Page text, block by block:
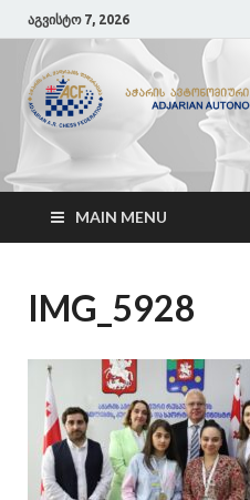
აგვისტო 7, 2026
ACF
აჭარის ჭადრაკის ფედერაცია
MAIN MENU
IMG_5928